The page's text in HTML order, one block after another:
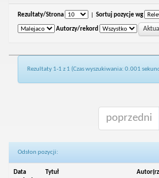
Rezultaty/Strona Sortuj pozycje wg
Autorzy/rekord
Rezultaty 1-1 z 1 (Czas wyszukiwania: 0.001
poprzedni
Odsłon pozycji:
Data Tytuł